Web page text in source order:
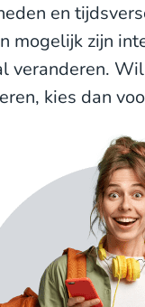
en
mogelijk zijn
veranderen.
kies dan